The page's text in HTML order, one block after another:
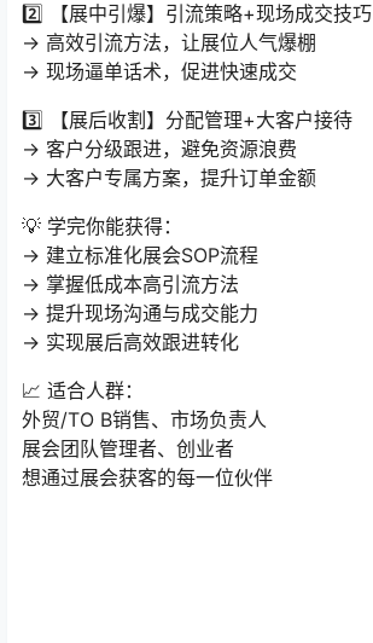
2️⃣ 【展中引爆】引流策略+现场成交技巧
→ 高效引流方法，让展位人气爆棚
→ 现场逼单话术，促进快速成交
3️⃣ 【展后收割】分配管理+大客户接待
→ 客户分级跟进，避免资源浪费
→ 大客户专属方案，提升订单金额
💡 学完你能获得：
→ 建立标准化展会SOP流程
→ 掌握低成本高引流方法
→ 提升现场沟通与成交能力
→ 实现展后高效跟进转化
📈 适合人群：
外贸/TO B销售、市场负责人
展会团队管理者、创业者
想通过展会获客的每一位伙伴